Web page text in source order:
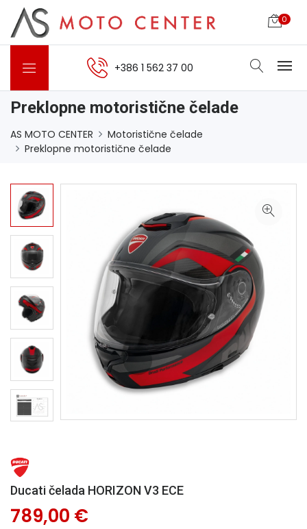
0
+386 1 562 37 00
Preklopne motoristične čelade
AS MOTO CENTER
Motoristične čelade
Preklopne motoristične čelade
Ducati čelada HORIZON V3 ECE
789,00 €